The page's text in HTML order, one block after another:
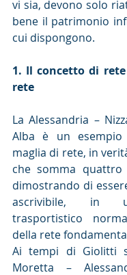
vi sia, devono solo
bene il patrimonio
cui dispongono.
1. Il concetto di
rete
La Alessandria –
Alba è un
maglia di rete, in
che somma
dimostrando di
ascrivibile, in
trasportistico
della rete
Ai tempi di Giolitti
Moretta –